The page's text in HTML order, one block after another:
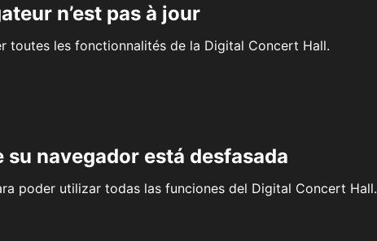
n’est pas à jour
toutes les fonctionnalités de la Digital Concert Hall.
navegador está desfasada
poder utilizar todas las funciones del Digital Concert Hall.